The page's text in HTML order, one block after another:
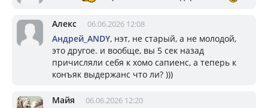
Алекс 06.06.2026 12:08
Андрей_ANDY, нэт, не старый, а не молодой,
это другое. и вообще, вы 5 сек назад
причисляли себя к хомо сапиенс, а теперь к
конъяк выдержанс что ли? )))
Майя 06.06.2026 12:20